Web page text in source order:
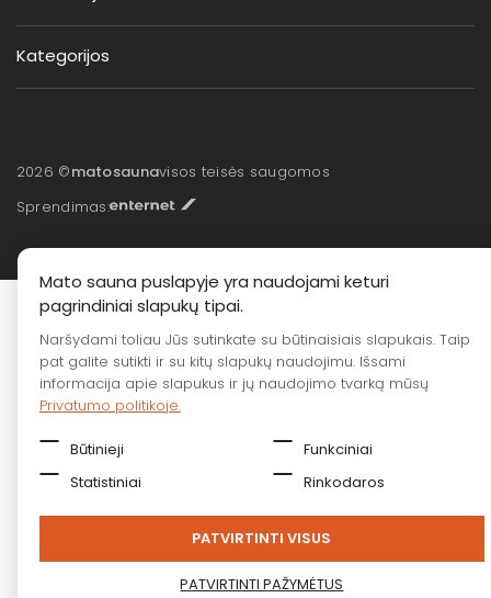
Kategorijos
2026 ©matosaunavisos teisės saugomos
Sprendimas:
Mato sauna puslapyje yra naudojami keturi
pagrindiniai slapukų tipai.
Naršydami toliau Jūs sutinkate su būtinaisiais slapukais. Taip
pat galite sutikti ir su kitų slapukų naudojimu. Išsami
informacija apie slapukus ir jų naudojimo tvarką mūsų
Privatumo politikoje.
Būtinieji
Funkciniai
Statistiniai
Rinkodaros
PATVIRTINTI PAŽYMĖTUS
PATVIRTINTI VISUS